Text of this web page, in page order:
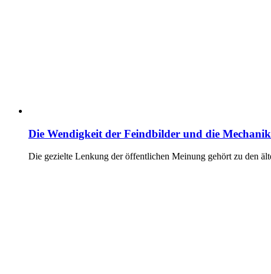
Die Wendigkeit der Feindbilder und die
Die gezielte Lenkung der öffentlichen Meinung gehört zu den